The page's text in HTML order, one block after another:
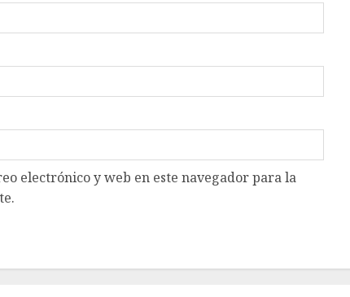
electrónico y web en este navegador para la